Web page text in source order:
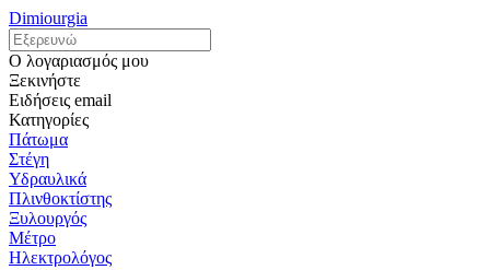
Dimiourgia
Ο λογαριασμός μου
Ξεκινήστε
Ειδήσεις email
Κατηγορίες
Πάτωμα
Στέγη
Υδραυλικά
Πλινθοκτίστης
Ξυλουργός
Μέτρο
Ηλεκτρολόγος